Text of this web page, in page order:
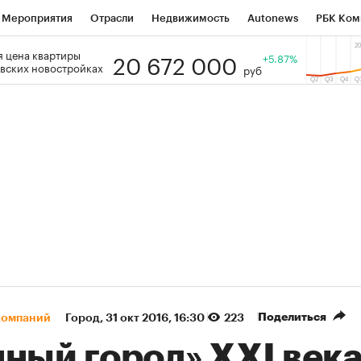
Мероприятия Отрасли Недвижимость Autonews РБК
РБК Образование Тренды
цена квартиры
новостройках
20 672 000 руб
+5.87%
Город⁠, 31 окт 2016, 16:30 223 Поделиться